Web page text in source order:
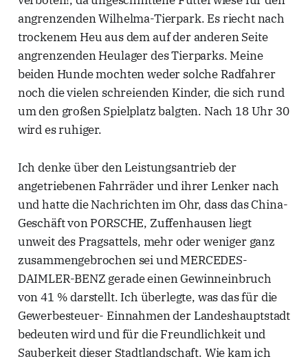
angrenzenden Wilhelma-Tierpark. Es riecht nach
trockenem Heu aus dem auf der anderen Seite
angrenzenden Heulager des Tierparks. Meine
beiden Hunde mochten weder solche Radfahrer
noch die vielen schreienden Kinder, die sich rund
um den großen Spielplatz balgten. Nach 18 Uhr 30
wird es ruhiger.
Ich denke über den Leistungsantrieb der
angetriebenen Fahrräder und ihrer Lenker nach
und hatte die Nachrichten im Ohr, dass das China-
Geschäft von PORSCHE, Zuffenhausen liegt
unweit des Pragsattels, mehr oder weniger ganz
zusammengebrochen sei und MERCEDES-
DAIMLER-BENZ gerade einen Gewinneinbruch
von 41 % darstellt. Ich überlegte, was das für die
Gewerbesteuer- Einnahmen der Landeshauptstadt
bedeuten wird und für die Freundlichkeit und
Sauberkeit dieser Stadtlandschaft. Wie kam ich